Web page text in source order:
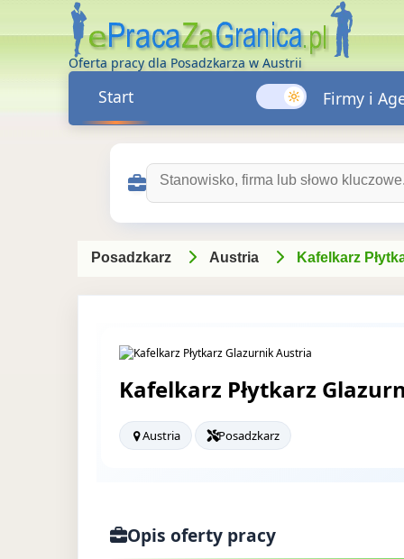
Oferta pracy dla Posadzkarza w Austrii
Start Firmy i
Szukaj ofert pracy:
Posadzkarz Austria Kafelkarz
Kafelkarz Płytkarz
Austria Posadzkarz
Opis oferty pracy